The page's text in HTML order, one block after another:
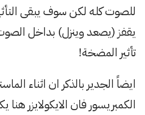
للصوت كله لكن سوف يبقى
تأثير المضخة!
ايضاً الجدير بالذكر ان اثناء
الكمبريسور فان الايكولايزر